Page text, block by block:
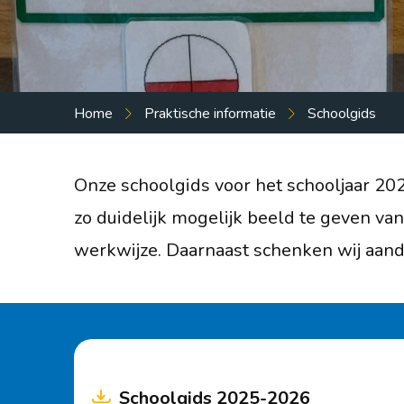
Groepen
Protocollen en beleidsdocumenten
Verlof aanvragen
Schooltijden en vakanties
Veelgestelde vragen
Home Praktische informatie Schoolgids
Onze schoolgids voor het schooljaar
zo duidelijk mogelijk beeld te geven
werkwijze. Daarnaast schenken wij
Schoolgids 2025-2026